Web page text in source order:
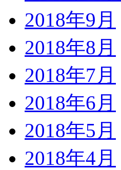
2018年9月
2018年8月
2018年7月
2018年6月
2018年5月
2018年4月